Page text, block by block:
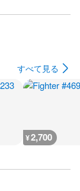
すべて見る
¥2,700